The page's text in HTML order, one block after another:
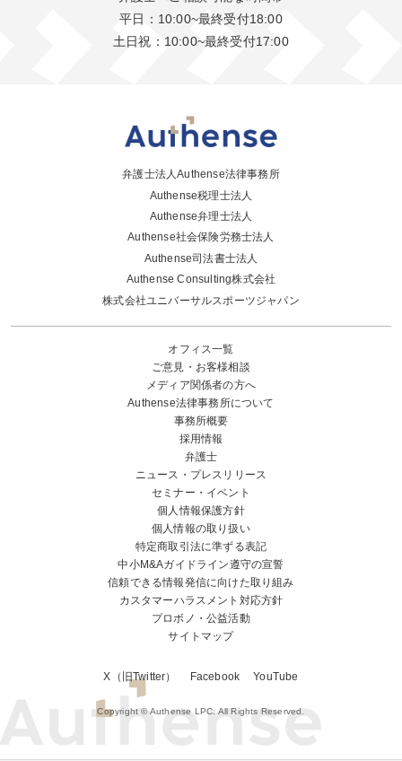
平日：10:00~最終受付18:00
土日祝：10:00~最終受付17:00
弁護士法人Authense法律事務所
Authense税理士法人
Authense弁理士法人
Authense社会保険労務士法人
Authense司法書士法人
Authense Consulting株式会社
株式会社ユニバーサルスポーツジャパン
オフィス一覧
ご意見・お客様相談
メディア関係者の方へ
Authense法律事務所について
事務所概要
採用情報
弁護士
ニュース・プレスリリース
セミナー・イベント
個人情報保護方針
個人情報の取り扱い
特定商取引法に準ずる表記
中小M&Aガイドライン遵守の宣誓
信頼できる情報発信に向けた取り組み
カスタマーハラスメント対応方針
プロボノ・公益活動
サイトマップ
X（旧Twitter） Facebook YouTube
Copyright © Authense LPC. All Rights Reserved.